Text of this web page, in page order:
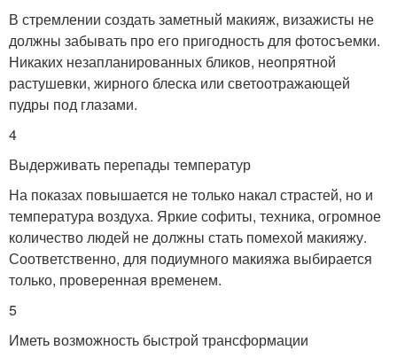
В стремлении создать заметный макияж, визажисты не
должны забывать про его пригодность для фотосъемки.
Никаких незапланированных бликов, неопрятной
растушевки, жирного блеска или светоотражающей
пудры под глазами.
4
Выдерживать перепады температур
На показах повышается не только накал страстей, но и
температура воздуха. Яркие софиты, техника, огромное
количество людей не должны стать помехой макияжу.
Соответственно, для подиумного макияжа выбирается
только, проверенная временем.
5
Иметь возможность быстрой трансформации